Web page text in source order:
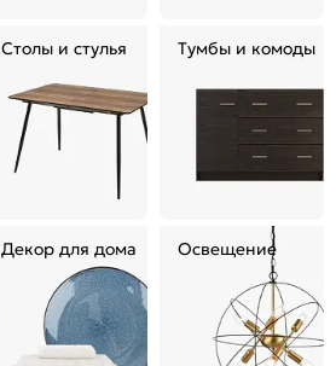
Столы и стулья Тумбы и комоды
Декор для дома Освещение